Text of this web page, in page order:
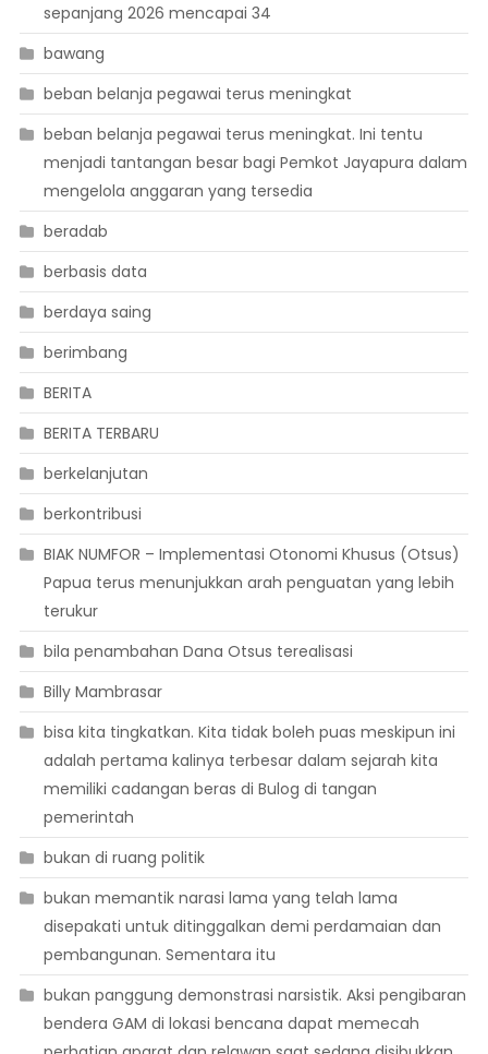
sepanjang 2026 mencapai 34
bawang
beban belanja pegawai terus meningkat
beban belanja pegawai terus meningkat. Ini tentu
menjadi tantangan besar bagi Pemkot Jayapura dalam
mengelola anggaran yang tersedia
beradab
berbasis data
berdaya saing
berimbang
BERITA
BERITA TERBARU
berkelanjutan
berkontribusi
BIAK NUMFOR – Implementasi Otonomi Khusus (Otsus)
Papua terus menunjukkan arah penguatan yang lebih
terukur
bila penambahan Dana Otsus terealisasi
Billy Mambrasar
bisa kita tingkatkan. Kita tidak boleh puas meskipun ini
adalah pertama kalinya terbesar dalam sejarah kita
memiliki cadangan beras di Bulog di tangan
pemerintah
bukan di ruang politik
bukan memantik narasi lama yang telah lama
disepakati untuk ditinggalkan demi perdamaian dan
pembangunan. Sementara itu
bukan panggung demonstrasi narsistik. Aksi pengibaran
bendera GAM di lokasi bencana dapat memecah